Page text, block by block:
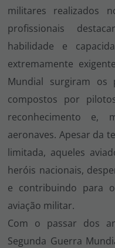
militares realizados
profissionais
habilidade e
extremamente
Mundial surgiram os
compostos por
reconhecimento e,
aeronaves. Apesar da
limitada, aqueles
heróis nacionais,
e contribuindo para
aviação militar.
Com o passar dos
Segunda Guerra